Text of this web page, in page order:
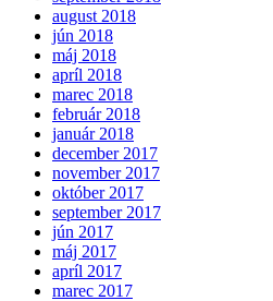
august 2018
jún 2018
máj 2018
apríl 2018
marec 2018
február 2018
január 2018
december 2017
november 2017
október 2017
september 2017
jún 2017
máj 2017
apríl 2017
marec 2017